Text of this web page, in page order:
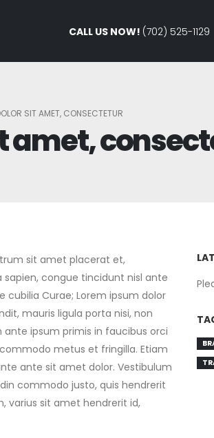
CALL US NOW! (702) 525-1129
SIT AMET, CONSECTETUR
amet,
sit amet placerat et,
sapien, congue tincidunt nisl ante
Curae; Lorem ipsum dolor
mauris ligula porta nisi, non
ante ipsum primis in faucibus orci
metus et fringilla. Etiam
ante sit amet dolor. Vestibulum
commodo justo, quis hendrerit
varius sit amet hendrerit id,